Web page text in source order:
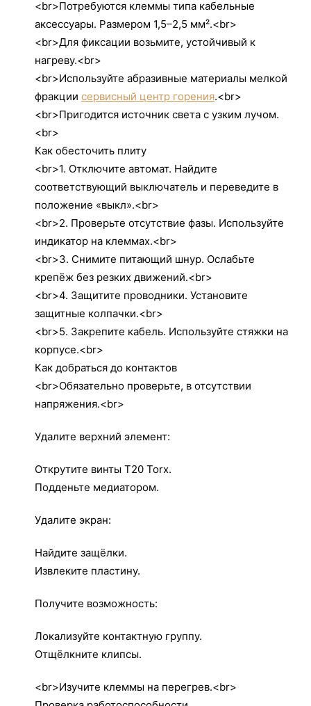
<br>Потребуются клеммы типа кабельные
аксессуары. Размером 1,5–2,5 мм².<br>
<br>Для фиксации возьмите, устойчивый к
нагреву.<br>
<br>Используйте абразивные материалы мелкой
фракции сервисный центр горения.<br>
<br>Пригодится источник света с узким лучом.
<br>
Как обесточить плиту
<br>1. Отключите автомат. Найдите
соответствующий выключатель и переведите в
положение «выкл».<br>
<br>2. Проверьте отсутствие фазы. Используйте
индикатор на клеммах.<br>
<br>3. Снимите питающий шнур. Ослабьте
крепёж без резких движений.<br>
<br>4. Защитите проводники. Установите
защитные колпачки.<br>
<br>5. Закрепите кабель. Используйте стяжки на
корпусе.<br>
Как добраться до контактов
<br>Обязательно проверьте, в отсутствии
напряжения.<br>
Удалите верхний элемент:
Открутите винты T20 Torx.
Подденьте медиатором.
Удалите экран:
Найдите защёлки.
Извлеките пластину.
Получите возможность:
Локализуйте контактную группу.
Отщёлкните клипсы.
<br>Изучите клеммы на перегрев.<br>